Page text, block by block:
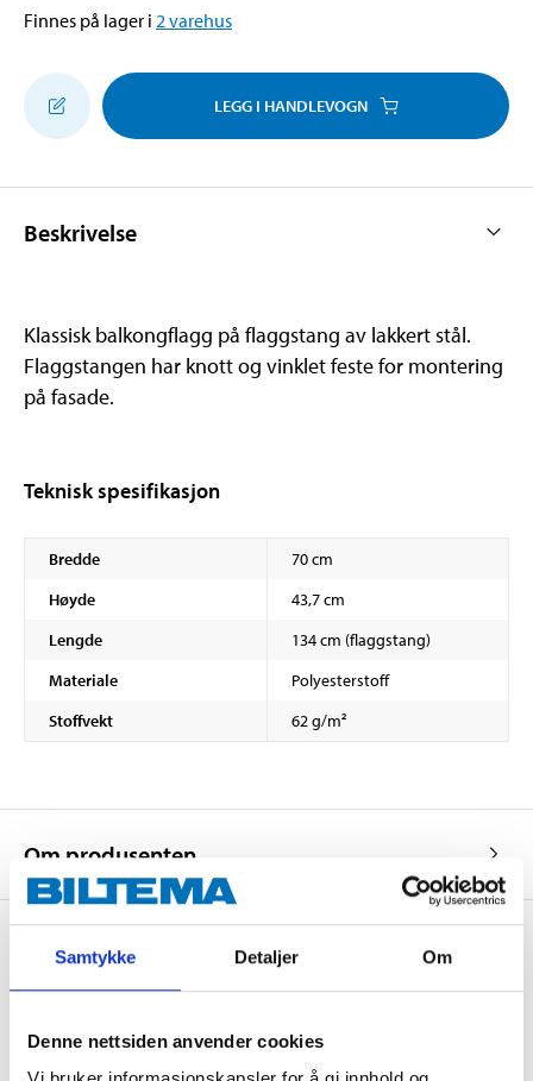
Samtykke Detaljer Om
Denne nettsiden anvender cookies
Finnes på lager i 2 varehus
LEGG I HANDLEVOGN
Beskrivelse
Klassisk balkongflagg på flaggstang av lakkert stål.
Flaggstangen har knott og vinklet feste for montering
på fasade.
Teknisk spesifikasjon
Bredde
70 cm
Høyde
43,7 cm
Lengde
134 cm (flaggstang)
Materiale
Polyesterstoff
Stoffvekt
62 g/m²
Om produsenten
Kjøp & Hent
Kjøp & Hent i ditt varehus.